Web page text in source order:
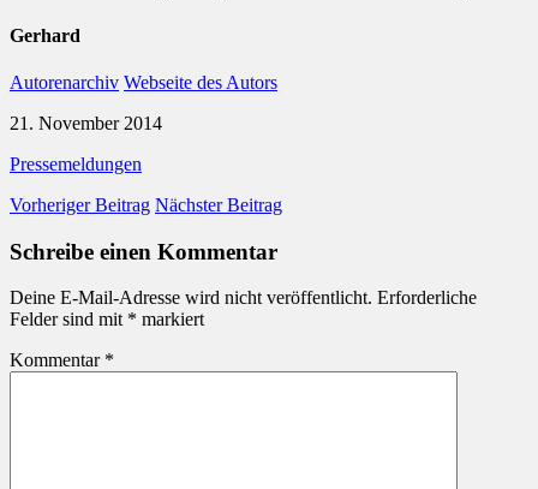
Gerhard
Autorenarchiv Webseite des Autors
21. November 2014
Pressemeldungen
Vorheriger Beitrag Nächster Beitrag
Schreibe einen Kommentar
Deine E-Mail-Adresse wird nicht veröffentlicht. Erforderliche
Felder sind mit * markiert
Kommentar *